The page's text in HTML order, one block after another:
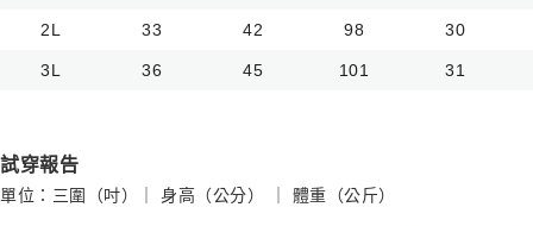
2L 33 42 98 30
3L 36 45 101 31
試穿報告
單位：三圍（吋）｜ 身高（公分） ｜ 體重（公斤）